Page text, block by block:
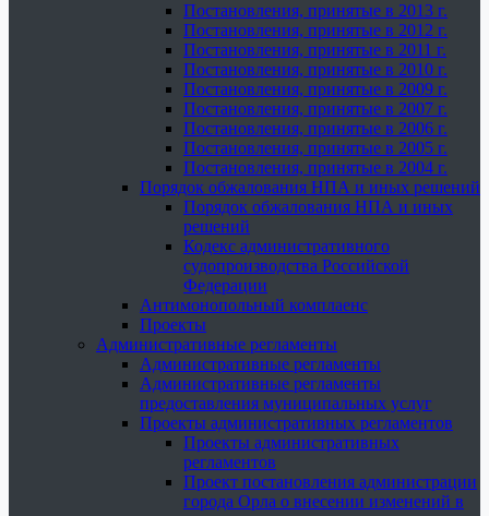
Постановления, принятые в 2013 г.
Постановления, принятые в 2012 г.
Постановления, принятые в 2011 г.
Постановления, принятые в 2010 г.
Постановления, принятые в 2009 г.
Постановления, принятые в 2007 г.
Постановления, принятые в 2006 г.
Постановления, принятые в 2005 г.
Постановления, принятые в 2004 г.
Порядок обжалования НПА и иных решений
Порядок обжалования НПА и иных
решений
Кодекс административного
судопроизводства Российской
Федерации
Антимонопольный комплаенс
Проекты
Административные регламенты
Административные регламенты
Административные регламенты
предоставления муниципальных услуг
Проекты административных регламентов
Проекты административных
регламентов
Проект постановления администрации
города Орла о внесении изменений в